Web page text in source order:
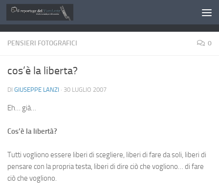
Salta al contenuto
PENSIERI FOTOGRAFICI 0
cos’è la liberta?
DI GIUSEPPE LANZI · 30 LUGLIO 2007
Eh… già…
Cos’è la libertà?
Tutti vogliono essere liberi di scegliere, liberi di fare da soli, liberi di
pensare con la propria testa, liberi di dire ciò che vogliono… di fare
ciò che vogliono.